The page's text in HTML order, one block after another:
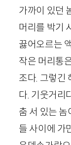
가까이 있던
머리를 박기
끓어오르는
작은 머리통
조다. 그렇긴
다. 기웃거리
춤 서 있는 놈
들 사이에 가